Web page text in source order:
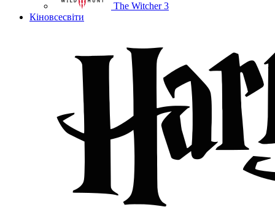
The Witcher 3
Кіновсесвіти